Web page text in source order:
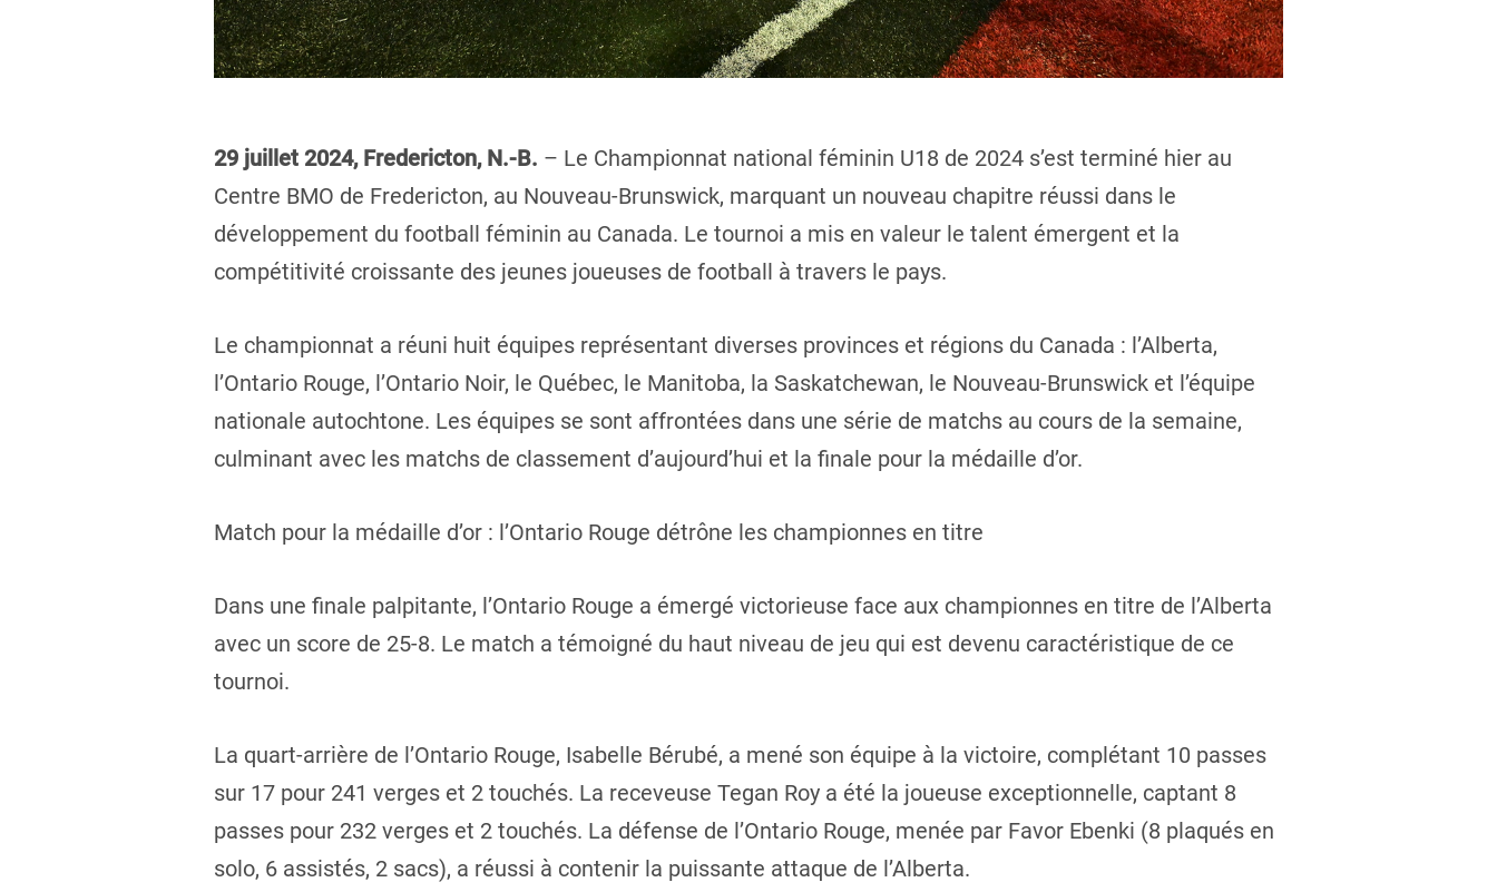
29 juillet 2024, Fredericton, N.-B. – Le Championnat national féminin U18 de 2024 s’est terminé hier au
Centre BMO de Fredericton, au Nouveau-Brunswick, marquant un nouveau chapitre réussi dans le
développement du football féminin au Canada. Le tournoi a mis en valeur le talent émergent et la
compétitivité croissante des jeunes joueuses de football à travers le pays.
Le championnat a réuni huit équipes représentant diverses provinces et régions du Canada : l’Alberta,
l’Ontario Rouge, l’Ontario Noir, le Québec, le Manitoba, la Saskatchewan, le Nouveau-Brunswick et l’équipe
nationale autochtone. Les équipes se sont affrontées dans une série de matchs au cours de la semaine,
culminant avec les matchs de classement d’aujourd’hui et la finale pour la médaille d’or.
Match pour la médaille d’or : l’Ontario Rouge détrône les championnes en titre
Dans une finale palpitante, l’Ontario Rouge a émergé victorieuse face aux championnes en titre de l’Alberta
avec un score de 25-8. Le match a témoigné du haut niveau de jeu qui est devenu caractéristique de ce
tournoi.
La quart-arrière de l’Ontario Rouge, Isabelle Bérubé, a mené son équipe à la victoire, complétant 10 passes
sur 17 pour 241 verges et 2 touchés. La receveuse Tegan Roy a été la joueuse exceptionnelle, captant 8
passes pour 232 verges et 2 touchés. La défense de l’Ontario Rouge, menée par Favor Ebenki (8 plaqués en
solo, 6 assistés, 2 sacs), a réussi à contenir la puissante attaque de l’Alberta.